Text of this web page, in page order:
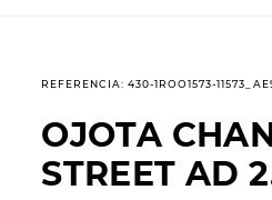
REFERENCIA:430-1ROO1573-
OJOTA
STREET AD